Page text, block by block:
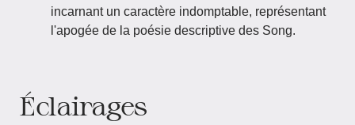
incarnant un caractère indomptable, représentant
l'apogée de la poésie descriptive des Song.
Éclairages